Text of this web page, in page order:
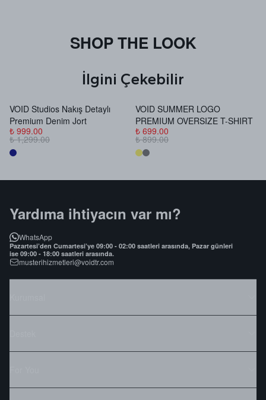
SHOP THE LOOK
İlgini Çekebilir
VOID Studios Nakış Detaylı
Premium Denim Jort
₺ 999.00
₺ 1,299.00
VOID SUMMER LOGO
PREMIUM OVERSIZE T-SHIRT
₺ 699.00
₺ 899.00
Yardıma ihtiyacın var mı?
WhatsApp
Pazartesi’den Cumartesi’ye 09:00 - 02:00 saatleri arasında, Pazar günleri
ise 09:00 - 18:00 saatleri arasında.
musterihizmetleri@voidtr.com